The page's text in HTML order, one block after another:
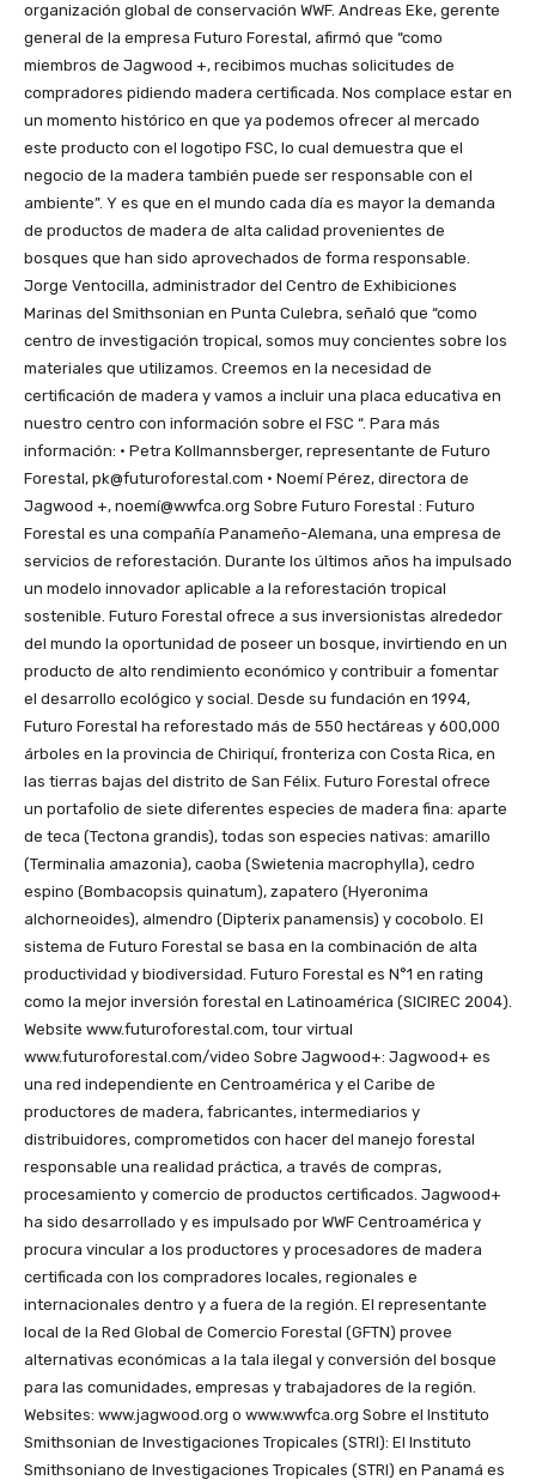
organización global de conservación WWF. Andreas Eke, gerente
general de la empresa Futuro Forestal, afirmó que “como
miembros de Jagwood +, recibimos muchas solicitudes de
compradores pidiendo madera certificada. Nos complace estar en
un momento histórico en que ya podemos ofrecer al mercado
este producto con el logotipo FSC, lo cual demuestra que el
negocio de la madera también puede ser responsable con el
ambiente”. Y es que en el mundo cada día es mayor la demanda
de productos de madera de alta calidad provenientes de
bosques que han sido aprovechados de forma responsable.
Jorge Ventocilla, administrador del Centro de Exhibiciones
Marinas del Smithsonian en Punta Culebra, señaló que “como
centro de investigación tropical, somos muy concientes sobre los
materiales que utilizamos. Creemos en la necesidad de
certificación de madera y vamos a incluir una placa educativa en
nuestro centro con información sobre el FSC “. Para más
información: · Petra Kollmannsberger, representante de Futuro
Forestal, pk@futuroforestal.com · Noemí Pérez, directora de
Jagwood +, noemí@wwfca.org Sobre Futuro Forestal : Futuro
Forestal es una compañía Panameño-Alemana, una empresa de
servicios de reforestación. Durante los últimos años ha impulsado
un modelo innovador aplicable a la reforestación tropical
sostenible. Futuro Forestal ofrece a sus inversionistas alrededor
del mundo la oportunidad de poseer un bosque, invirtiendo en un
producto de alto rendimiento económico y contribuir a fomentar
el desarrollo ecológico y social. Desde su fundación en 1994,
Futuro Forestal ha reforestado más de 550 hectáreas y 600,000
árboles en la provincia de Chiriquí, fronteriza con Costa Rica, en
las tierras bajas del distrito de San Félix. Futuro Forestal ofrece
un portafolio de siete diferentes especies de madera fina: aparte
de teca (Tectona grandis), todas son especies nativas: amarillo
(Terminalia amazonia), caoba (Swietenia macrophylla), cedro
espino (Bombacopsis quinatum), zapatero (Hyeronima
alchorneoides), almendro (Dipterix panamensis) y cocobolo. El
sistema de Futuro Forestal se basa en la combinación de alta
productividad y biodiversidad. Futuro Forestal es N°1 en rating
como la mejor inversión forestal en Latinoamérica (SICIREC 2004).
Website www.futuroforestal.com, tour virtual
www.futuroforestal.com/video Sobre Jagwood+: Jagwood+ es
una red independiente en Centroamérica y el Caribe de
productores de madera, fabricantes, intermediarios y
distribuidores, comprometidos con hacer del manejo forestal
responsable una realidad práctica, a través de compras,
procesamiento y comercio de productos certificados. Jagwood+
ha sido desarrollado y es impulsado por WWF Centroamérica y
procura vincular a los productores y procesadores de madera
certificada con los compradores locales, regionales e
internacionales dentro y a fuera de la región. El representante
local de la Red Global de Comercio Forestal (GFTN) provee
alternativas económicas a la tala ilegal y conversión del bosque
para las comunidades, empresas y trabajadores de la región.
Websites: www.jagwood.org o www.wwfca.org Sobre el Instituto
Smithsonian de Investigaciones Tropicales (STRI): El Instituto
Smithsoniano de Investigaciones Tropicales (STRI) en Panamá es